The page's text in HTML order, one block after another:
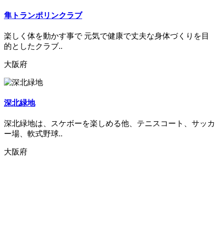
隼トランポリンクラブ
楽しく体を動かす事で 元気で健康で丈夫な身体づくりを目
的としたクラブ..
大阪府
深北緑地
深北緑地は、スケボーを楽しめる他、テニスコート、サッカ
ー場、軟式野球..
大阪府